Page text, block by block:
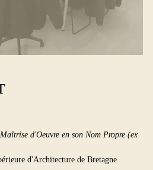
d'Oeuvre en son Nom Propre (ex
d'Architecture de Bretagne